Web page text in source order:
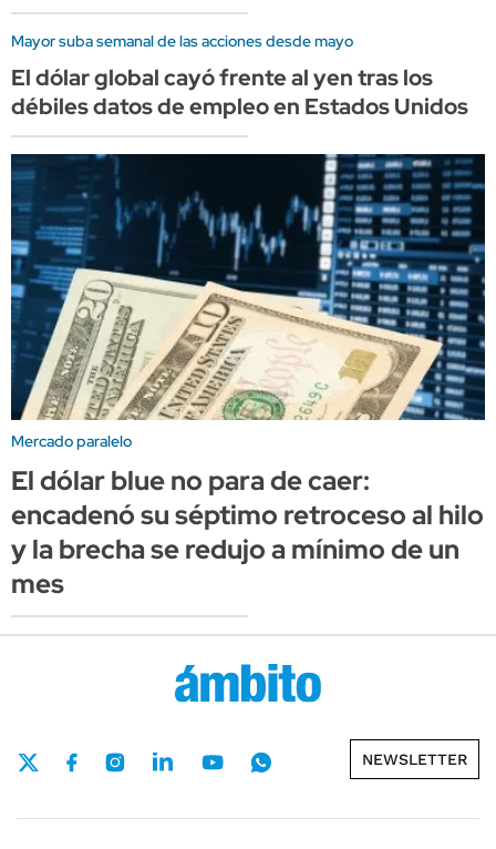
Mayor suba semanal de las acciones desde mayo
El dólar global cayó frente al yen tras los
débiles datos de empleo en Estados Unidos
Mercado paralelo
El dólar blue no para de caer:
encadenó su séptimo retroceso al hilo
y la brecha se redujo a mínimo de un
mes
NEWSLETTER